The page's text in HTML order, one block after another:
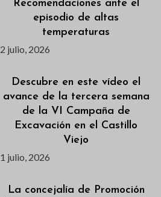
Recomendaciones ante el
episodio de altas
temperaturas
2 julio, 2026
Descubre en este vídeo el
avance de la tercera semana
de la VI Campaña de
Excavación en el Castillo
Viejo
1 julio, 2026
La concejalía de Promoción